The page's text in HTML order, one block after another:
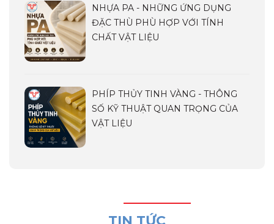
NHỰA PA - NHỮNG ỨNG DỤNG
ĐẶC THÙ PHÙ HỢP VỚI TÍNH
CHẤT VẬT LIỆU
PHÍP THỦY TINH VÀNG - THÔNG
SỐ KỸ THUẬT QUAN TRỌNG CỦA
VẬT LIỆU
TIN TỨC